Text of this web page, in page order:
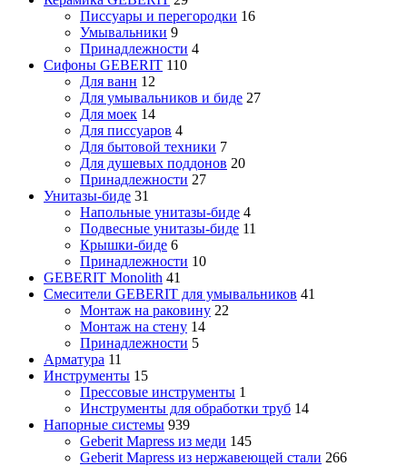
Писсуары и перегородки 16
Умывальники 9
Принадлежности 4
Сифоны GEBERIT 110
Для ванн 12
Для умывальников и биде 27
Для моек 14
Для писсуаров 4
Для бытовой техники 7
Для душевых поддонов 20
Принадлежности 27
Унитазы-биде 31
Напольные унитазы-биде 4
Подвесные унитазы-биде 11
Крышки-биде 6
Принадлежности 10
GEBERIT Monolith 41
Смесители GEBERIT для умывальников 41
Монтаж на раковину 22
Монтаж на стену 14
Принадлежности 5
Арматура 11
Инструменты 15
Прессовые инструменты 1
Инструменты для обработки труб 14
Напорные системы 939
Geberit Mapress из меди 145
Geberit Mapress из нержавеющей стали 266